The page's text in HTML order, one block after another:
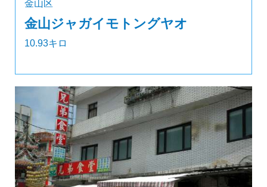
金山区
金山ジャガイモトングヤオ
10.93キロ